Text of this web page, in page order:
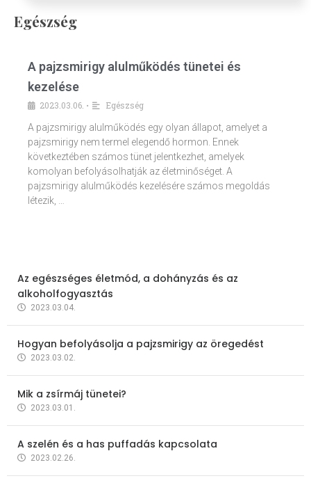
Egészség
A pajzsmirigy alulműködés tünetei és
kezelése
2023.03.06. •
Egészség
A pajzsmirigy alulműködés egy olyan állapot, amelyet a
pajzsmirigy nem termel elegendő hormon. Ennek
következtében számos tünet jelentkezhet, amelyek
komolyan befolyásolhatják az életminőséget. A
pajzsmirigy alulműködés kezelésére számos megoldás
létezik, …
Az egészséges életmód, a dohányzás és az
alkoholfogyasztás
2023.03.04.
Hogyan befolyásolja a pajzsmirigy az öregedést
2023.03.02.
Mik a zsírmáj tünetei?
2023.03.01.
A szelén és a has puffadás kapcsolata
2023.02.26.